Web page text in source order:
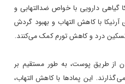
گیاهی دارویی با خواص ضدالتهابی و
با کاهش التهاب و بهبود گردش
درد و کاهش تورم کمک می‌کنند.
طریق پوست، به طور مستقیم بر
این پمادها با کاهش التهاب،